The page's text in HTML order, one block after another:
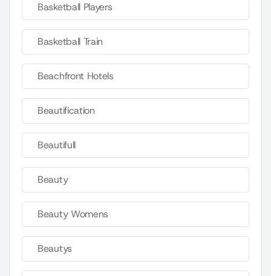
Basketball Players
Basketball Train
Beachfront Hotels
Beautification
Beautifull
Beauty
Beauty Womens
Beautys